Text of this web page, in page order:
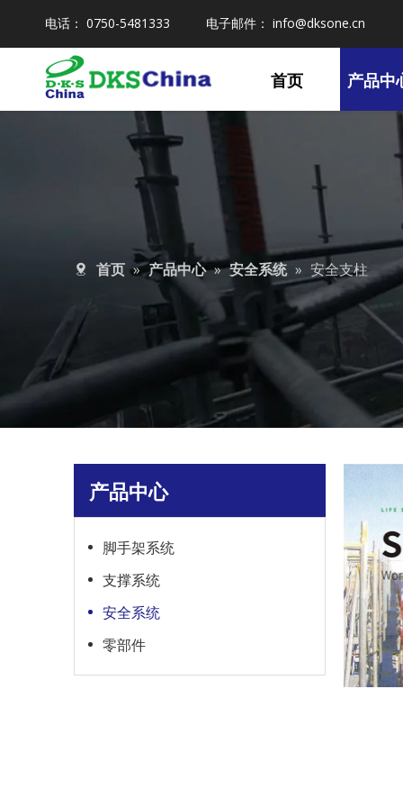
电话： 0750-5481333 电子邮件： info@dksone.cn
首页 产品中
首页 » 产品中心 » 安全系统 » 安全支柱
产品中心
脚手架系统
支撑系统
安全系统
零部件